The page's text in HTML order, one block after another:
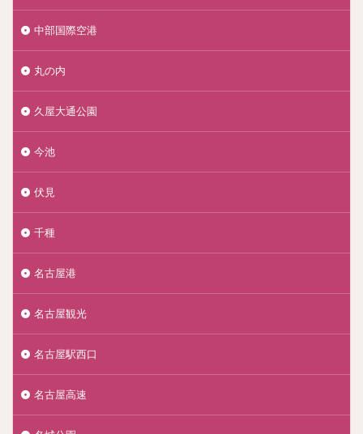
中部国際空港
丸の内
久屋大通公園
今池
伏見
千種
名古屋港
名古屋観光
名古屋駅西口
名古屋高速